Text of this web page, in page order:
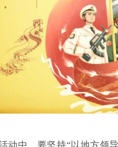
动中，要坚持“以地方领